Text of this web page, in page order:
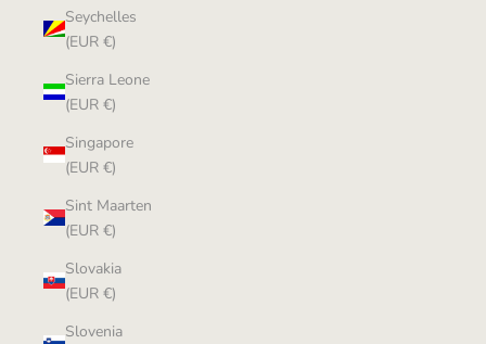
Seychelles
(EUR €)
Sierra Leone
(EUR €)
Singapore
(EUR €)
Sint Maarten
(EUR €)
Slovakia
(EUR €)
Slovenia